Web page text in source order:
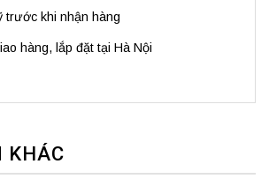
trước khi nhận hàng
hàng, lắp đặt tại Hà Nội
KHÁC